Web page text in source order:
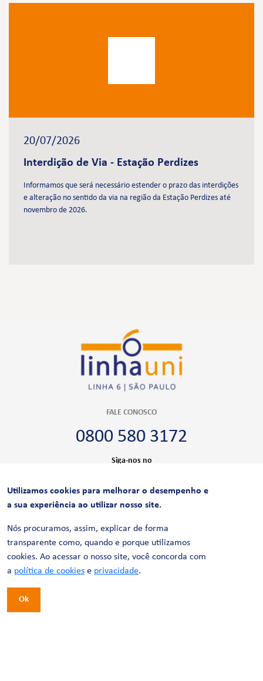
20/07/2026
Interdição de Via - Estação Perdizes
Informamos que será necessário estender o prazo das interdições
e alteração no sentido da via na região da Estação Perdizes até
novembro de 2026.
FALE CONOSCO
0800 580 3172
Siga-nos no
CERTIFICAÇÕES
Utilizamos cookies para melhorar o desempenho e
a sua experiência ao utilizar nosso site.
Nós procuramos, assim, explicar de forma
transparente como, quando e porque utilizamos
cookies. Ao acessar o nosso site, você concorda com
a política de cookies e privacidade.
Ok